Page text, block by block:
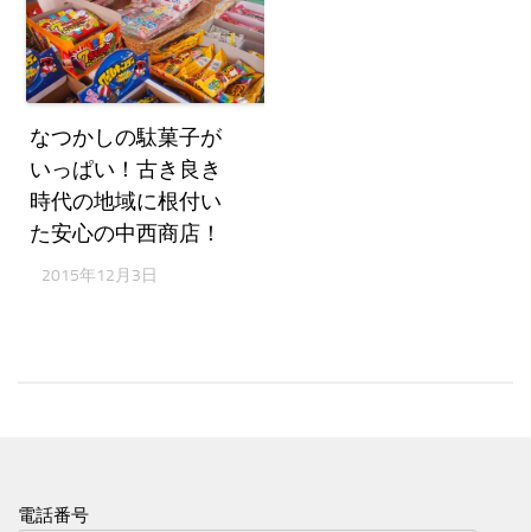
なつかしの駄菓子が
いっぱい！古き良き
時代の地域に根付い
た安心の中西商店！
2015年12月3日
電話番号